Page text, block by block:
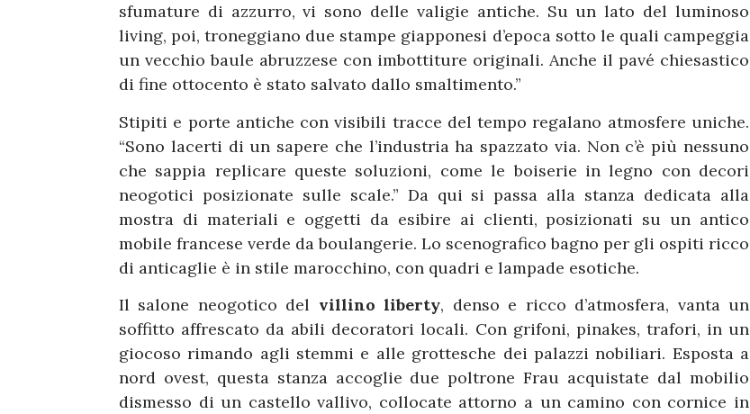
sfumature di azzurro, vi sono delle valigie antiche. Su un lato del luminoso
living, poi, troneggiano due stampe giapponesi d’epoca sotto le quali campeggia
un vecchio baule abruzzese con imbottiture originali. Anche il pavé chiesastico
di fine ottocento è stato salvato dallo smaltimento.”
Stipiti e porte antiche con visibili tracce del tempo regalano atmosfere uniche.
“Sono lacerti di un sapere che l’industria ha spazzato via. Non c’è più nessuno
che sappia replicare queste soluzioni, come le boiserie in legno con decori
neogotici posizionate sulle scale.” Da qui si passa alla stanza dedicata alla
mostra di materiali e oggetti da esibire ai clienti, posizionati su un antico
mobile francese verde da boulangerie. Lo scenografico bagno per gli ospiti ricco
di anticaglie è in stile marocchino, con quadri e lampade esotiche.
Il salone neogotico del villino liberty, denso e ricco d’atmosfera, vanta un
soffitto affrescato da abili decoratori locali. Con grifoni, pinakes, trafori, in un
giocoso rimando agli stemmi e alle grottesche dei palazzi nobiliari. Esposta a
nord ovest, questa stanza accoglie due poltrone Frau acquistate dal mobilio
dismesso di un castello vallivo, collocate attorno a un camino con cornice in